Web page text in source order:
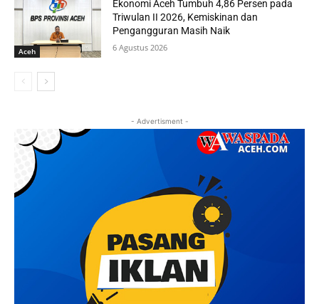
Aceh
Ekonomi Aceh Tumbuh 4,86 Persen pada
Triwulan II 2026, Kemiskinan dan
Pengangguran Masih Naik
6 Agustus 2026
- Advertisment -